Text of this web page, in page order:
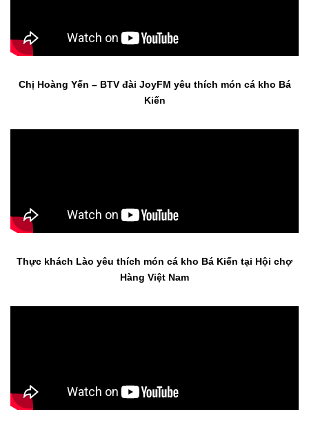
Chị Hoàng Yến – BTV đài JoyFM yêu thích món cá kho Bá
Kiến
Thực khách Lào yêu thích món cá kho Bá Kiến tại Hội chợ
Hàng Việt Nam